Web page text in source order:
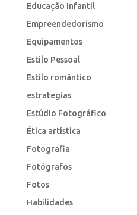
Educação Infantil
Empreendedorismo
Equipamentos
Estilo Pessoal
Estilo romântico
estrategias
Estúdio Fotográfico
Ética artística
Fotografia
Fotógrafos
Fotos
Habilidades